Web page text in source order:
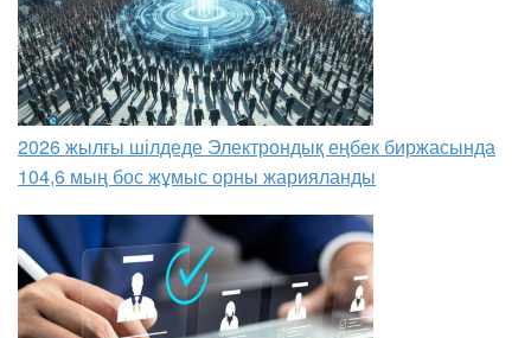
2026 жылғы шілдеде Электрондық еңбек биржасында
104,6 мың бос жұмыс орны жарияланды